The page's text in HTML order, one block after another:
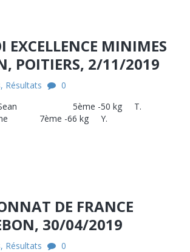
EXCELLENCE MINIMES
POITIERS, 2/11/2019
, Résultats
0
Sean 5ème -50 kg T.
7ème -66 kg Y.
DE FRANCE
30/04/2019
, Résultats
0